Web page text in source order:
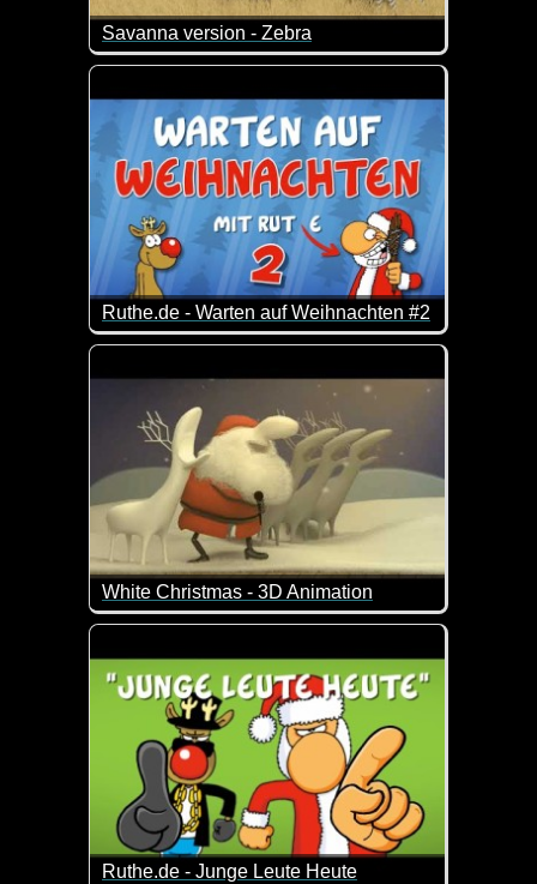
Savanna version - Zebra
Bisschen verrückt, aber genau deshalb auch
Ruthe.de - Warten auf Weihnachten #2
30 Minuten Rudi & Santa, um die Zeit bis zur
White Christmas - 3D Animation
Das Video ist eigentlich schon richtig alt, wurde
Ruthe.de - Junge Leute Heute